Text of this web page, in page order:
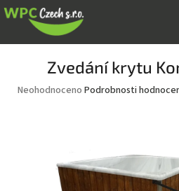
Přejít
na
Zvedání krytu
Průměrné
hvězdiček.
Neohodnoceno Podrobnosti